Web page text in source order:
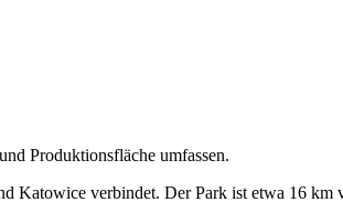
Produktionsfläche umfassen.
Katowice verbindet. Der Park ist etwa 16